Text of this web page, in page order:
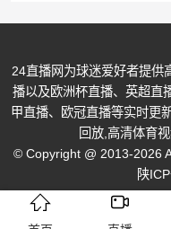
24直播网为球迷爱好者提供
播以及欧洲杯直播、英超直
甲直播、欧冠直播等实时更
回放,高清体育
© Copyright @ 2013-2026
陕